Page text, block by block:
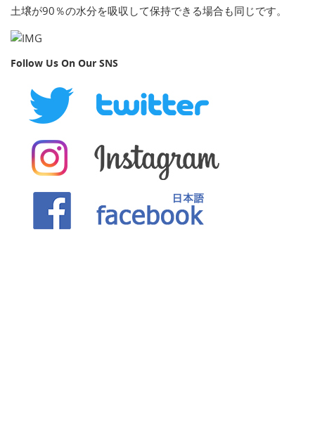
土壌が90％の水分を吸収して保持できる場合も同じです。
Follow Us On Our SNS